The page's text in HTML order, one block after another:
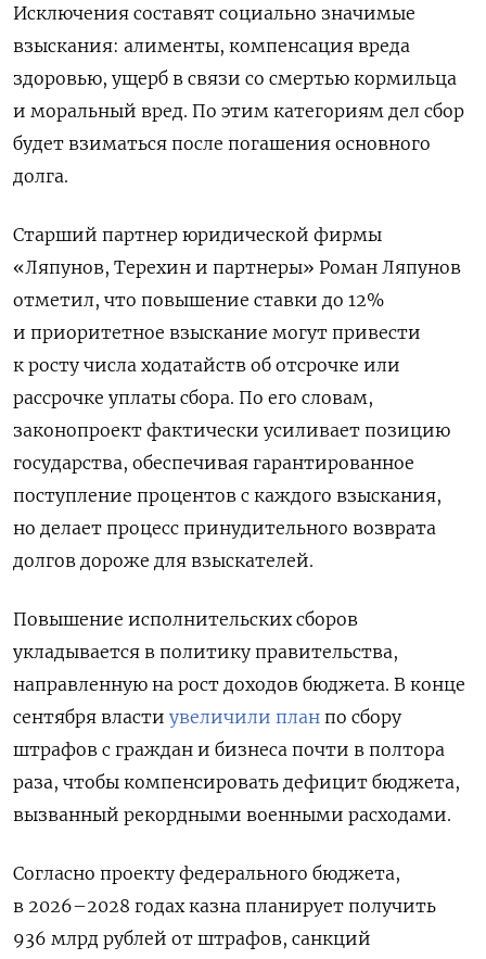
Исключения составят социально значимые
взыскания: алименты, компенсация вреда
здоровью, ущерб в связи со смертью кормильца
и моральный вред. По этим категориям дел сбор
будет взиматься после погашения основного
долга.
Старший партнер юридической фирмы
«Ляпунов, Терехин и партнеры» Роман Ляпунов
отметил, что повышение ставки до 12%
и приоритетное взыскание могут привести
к росту числа ходатайств об отсрочке или
рассрочке уплаты сбора. По его словам,
законопроект фактически усиливает позицию
государства, обеспечивая гарантированное
поступление процентов с каждого взыскания,
но делает процесс принудительного возврата
долгов дороже для взыскателей.
Повышение исполнительских сборов
укладывается в политику правительства,
направленную на рост доходов бюджета. В конце
сентября власти увеличили план по сбору
штрафов с граждан и бизнеса почти в полтора
раза, чтобы компенсировать дефицит бюджета,
вызванный рекордными военными расходами.
Согласно проекту федерального бюджета,
в 2026–2028 годах казна планирует получить
936 млрд рублей от штрафов, санкций